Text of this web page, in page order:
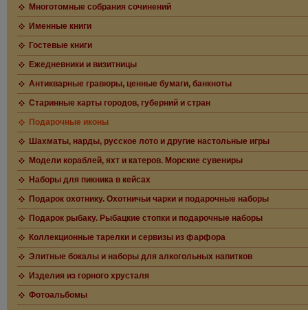
Многотомные собрания сочинений
Именные книги
Гостевые книги
Ежедневники и визитницы
Антикварные гравюры, ценные бумаги, банкноты
Старинные карты городов, губерний и стран
Подарочные иконы
Шахматы, нарды, русское лото и другие настольные игры
Модели кораблей, яхт и катеров. Морские сувениры
Наборы для пикника в кейсах
Подарок охотнику. Охотничьи чарки и подарочные наборы
Подарок рыбаку. Рыбацкие стопки и подарочные наборы
Коллекционные тарелки и сервизы из фарфора
Элитные бокалы и наборы для алкогольных напитков
Изделия из горного хрусталя
Фотоальбомы